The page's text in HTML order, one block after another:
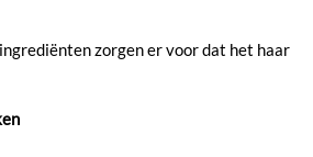
zorgen er voor dat het haar